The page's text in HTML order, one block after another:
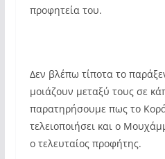
προφητεία του.
Δεν βλέπω τίποτα το
μοιάζουν μεταξύ τους σε
παρατηρήσουμε πως το
τελειοποιήσει και ο
ο τελευταίος προφήτης.